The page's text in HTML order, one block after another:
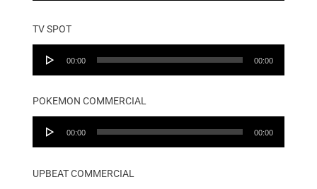
TV SPOT
Audio
00:00 00:00
POKEMON COMMERCIAL
Audio
00:00 00:00
UPBEAT COMMERCIAL